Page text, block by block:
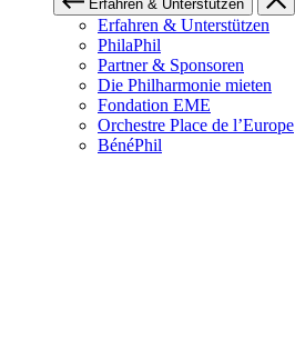
Erfahren & Unterstützen
Erfahren & Unterstützen
PhilaPhil
Partner & Sponsoren
Die Philharmonie mieten
Fondation EME
Orchestre Place de l’Europe
BénéPhil